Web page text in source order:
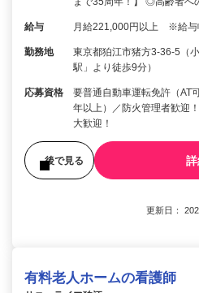
給与 月給221,000円以上 ※給与
勤務地
東京都狛江市猪方3-36-5（
駅」より徒歩9分）
応募資格
要普通自動車運転免許（AT
年以上）／防火管理者歓迎
大歓迎！
後で見る
更新日：
有料老人ホームの看護師